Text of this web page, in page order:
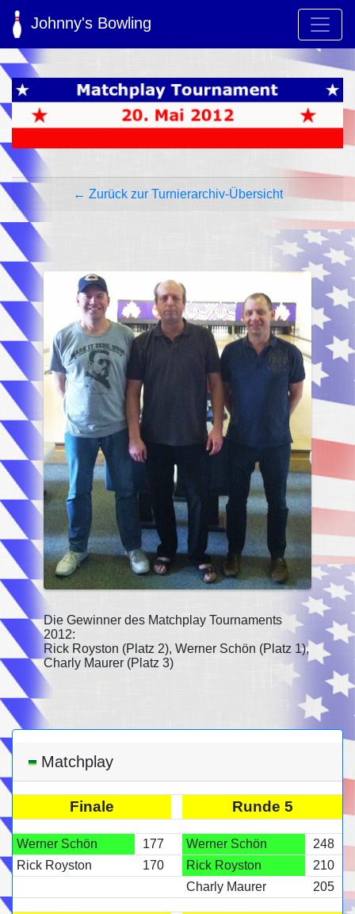
Johnny's Bowling
← Zurück zur Turnierarchiv-Übersicht
Die Gewinner des Matchplay Tournaments
2012:
Rick Royston (Platz 2), Werner Schön (Platz 1),
Charly Maurer (Platz 3)
Matchplay
Finale Runde 5
Werner Schön 177 Werner Schön
248
Rick Royston
170 Rick Royston
210
Charly Maurer
205